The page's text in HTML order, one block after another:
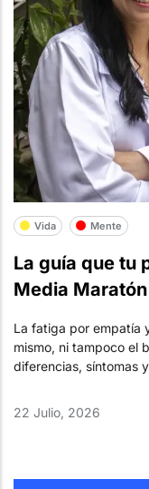
Vida Mente
La guía que tu
Media
La fatiga por empatía
mismo, ni tampoco el
diferencias, síntomas
22 Julio, 2026